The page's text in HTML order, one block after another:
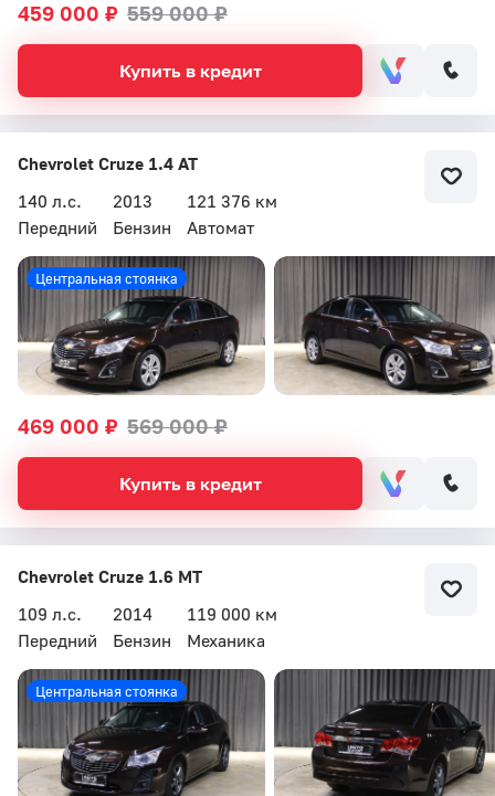
459 000 ₽ 559 000 ₽
Купить в кредит
Chevrolet Cruze 1.4 AT
140 л.с.
2013
121 376 км
Передний
Бензин Автомат
469 000 ₽ 569 000 ₽
Центральная стоянка
Купить в кредит
Chevrolet Cruze 1.6 MT
109 л.с.
2014
119 000 км
Передний
Бензин Механика
Центральная стоянка